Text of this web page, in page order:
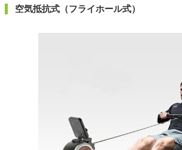
空気抵抗式（フライホール式）